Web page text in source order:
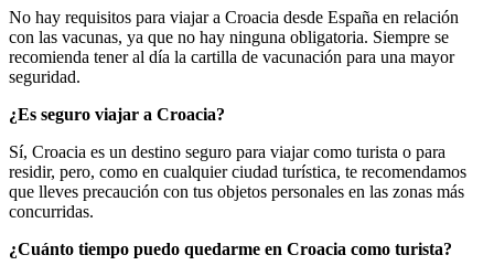
No hay requisitos para viajar a Croacia desde España en relación
con las vacunas, ya que no hay ninguna obligatoria. Siempre se
recomienda tener al día la cartilla de vacunación para una mayor
seguridad.
¿Es seguro viajar a Croacia?
Sí, Croacia es un destino seguro para viajar como turista o para
residir, pero, como en cualquier ciudad turística, te recomendamos
que lleves precaución con tus objetos personales en las zonas más
concurridas.
¿Cuánto tiempo puedo quedarme en Croacia como turista?